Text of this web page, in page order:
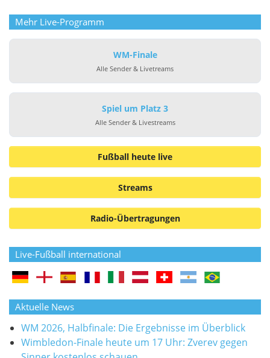
Mehr Live-Programm
WM-Finale
Alle Sender & Livetreams
Spiel um Platz 3
Alle Sender & Livestreams
Fußball heute live
Streams
Radio-Übertragungen
Live-Fußball international
Aktuelle News
WM 2026, Halbfinale: Die Ergebnisse im Überblick
Wimbledon-Finale heute um 17 Uhr: Zverev gegen